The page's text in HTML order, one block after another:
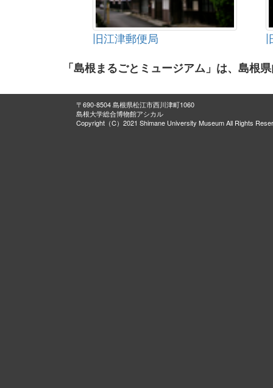
旧江津郵便局
「島根まるごとミュージアム」は、島根
〒690-8504 島根県松江市西川津町1060
島根大学総合博物館アシカル
Copyright（C）2021 Shimane University Museum All Rights